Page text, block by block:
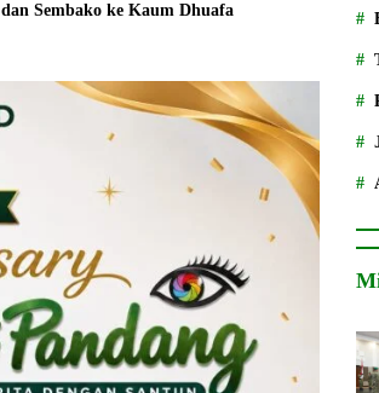
dan Sembako ke Kaum Dhuafa